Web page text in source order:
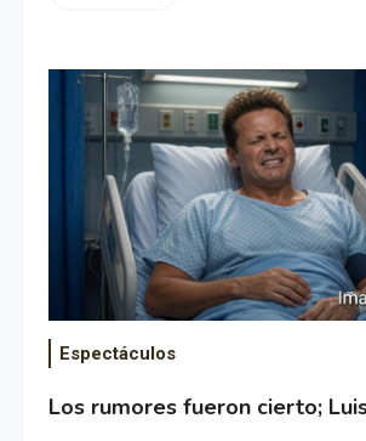
Espectáculos
Los rumores fueron cierto;